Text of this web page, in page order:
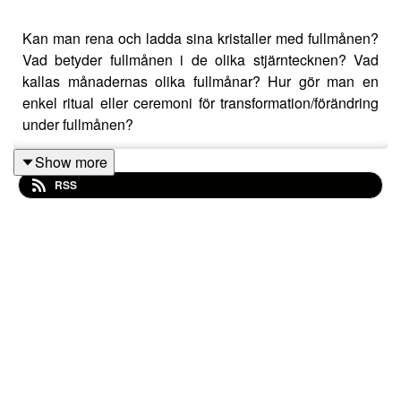
Kan man rena och ladda sina kristaller med fullmånen?
Vad betyder fullmånen i de olika stjärntecknen? Vad
kallas månadernas olika fullmånar? Hur gör man en
enkel ritual eller ceremoni för transformation/förändring
under fullmånen?
Show more
RSS